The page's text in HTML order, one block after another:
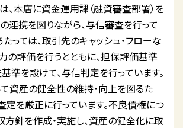
、本店に資金運用課（融資審査部署）を
連携を図りながら、与信審査を行って
っては、取引先のキャッシュ・フローな
の評価を行うとともに、担保評価基準
準を設けて、与信判定を行っています。
資産の健全性の維持・向上を図るた
定を厳正に行っています。不良債権につ
方針を作成・実施し、資産の健全化に取